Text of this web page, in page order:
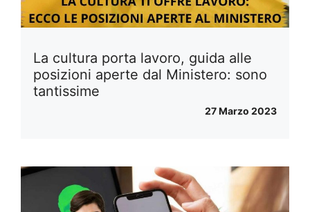
La cultura porta lavoro, guida alle
posizioni aperte dal Ministero: sono
tantissime
27 Marzo 2023